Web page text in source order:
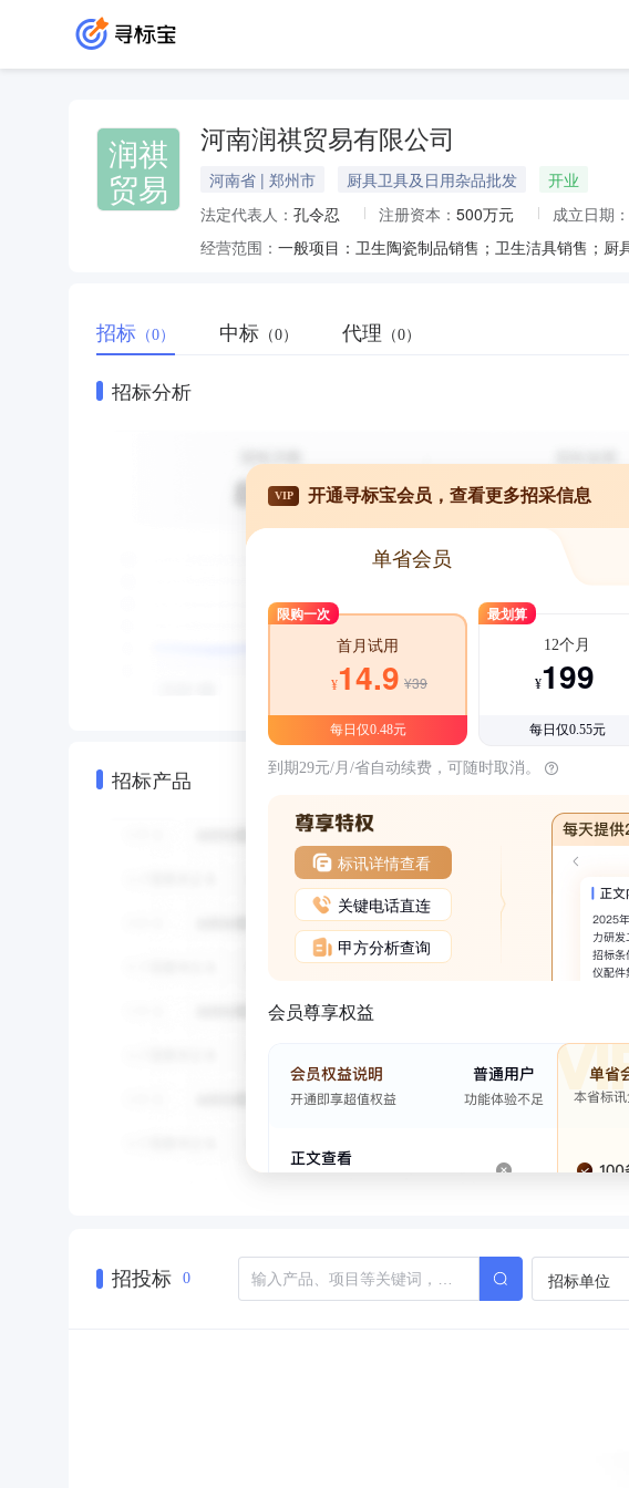
润祺
贸易
河南润祺贸易有限公司
河南省 | 郑州市 厨具卫具及日用杂品批发
开业
法定代表人： 孔令忍 注册资本： 500万元 成立日期：
经营范围：
招标 （0） 中标 （0） 代理 （0）
招标分析
招标产品
VIP 开通寻标宝会员，查看更多招采信息
单省会员
限购一次
首月试用
¥14.9 ¥39
每日仅0.48元
最划算
12个月
¥199
每日仅0.55元
到期29元/月/省自动续费，可随时取消。
标讯详情查看
关键电话直连
甲方分析查询
会员尊享权益
招投标 0 招标单位